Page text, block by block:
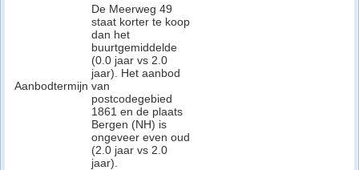
Aanbodtermijn
De Meerweg 49
staat korter te koop
dan het
buurtgemiddelde
(0.0 jaar vs 2.0
jaar). Het aanbod
van
postcodegebied
1861 en de plaats
Bergen (NH) is
ongeveer even oud
(2.0 jaar vs 2.0
jaar).